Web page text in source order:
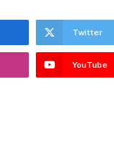
Twitter
YouTube